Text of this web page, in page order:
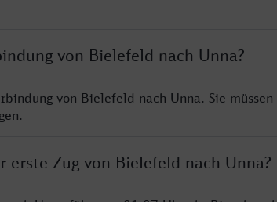
von Bielefeld nach Unna?
von Bielefeld nach Unna. Sie
Zug von Bielefeld nach Unna?